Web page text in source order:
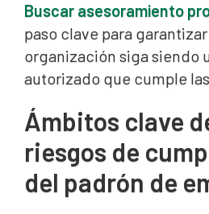
Buscar asesoramiento
paso clave para
organización siga siendo
autorizado que cumple
Ámbitos clave
riesgos de
del padrón de